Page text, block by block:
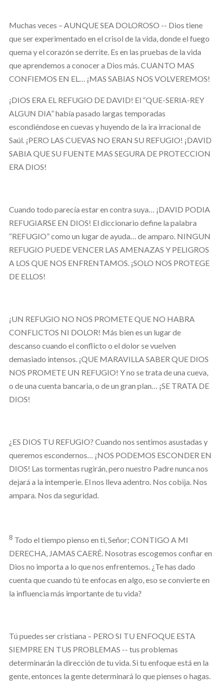
Muchas veces – AUNQUE SEA DOLOROSO -- Dios tiene
que ser experimentado en el crisol de la vida, donde el fuego
quema y el corazón se derrite. Es en las pruebas de la vida
que aprendemos a conocer a Dios más. CUANTO MAS
CONFIEMOS EN EL… ¡MAS SABIAS NOS VOLVEREMOS!
¡DIOS ERA EL REFUGIO DE DAVID! El “QUE-SERIA-REY
ALGUN DIA” había pasado largas temporadas
escondiéndose en cuevas y huyendo de la ira irracional de
Saúl. ¡PERO LAS CUEVAS NO ERAN SU REFUGIO! ¡DAVID
SABIA QUE SU FUENTE MAS SEGURA DE PROTECCION
ERA DIOS!
Cuando todo parecía estar en contra suya… ¡DAVID PODIA
REFUGIARSE EN DIOS! El diccionario define la palabra
“REFUGIO” como un lugar de ayuda… de amparo. NINGUN
REFUGIO PUEDE VENCER LAS AMENAZAS Y PELIGROS
A LOS QUE NOS ENFRENTAMOS. ¡SOLO NOS PROTEGE
DE ELLOS!
¡UN REFUGIO NO NOS PROMETE QUE NO HABRA
CONFLICTOS NI DOLOR! Más bien es un lugar de
descanso cuando el conflicto o el dolor se vuelven
demasiado intensos. ¡QUE MARAVILLA SABER QUE DIOS
NOS PROMETE UN REFUGIO! Y no se trata de una cueva,
o de una cuenta bancaria, o de un gran plan… ¡SE TRATA DE
DIOS!
¿ES DIOS TU REFUGIO? Cuando nos sentimos asustadas y
queremos escondernos… ¡NOS PODEMOS ESCONDER EN
DIOS! Las tormentas rugirán, pero nuestro Padre nunca nos
dejará a la intemperie. El nos lleva adentro. Nos cobija. Nos
ampara. Nos da seguridad.
8 Todo el tiempo pienso en ti, Señor; CONTIGO A MI
DERECHA, JAMAS CAERÉ. Nosotras escogemos confiar en
Dios no importa a lo que nos enfrentemos. ¿Te has dado
cuenta que cuando tú te enfocas en algo, eso se convierte en
la influencia más importante de tu vida?
Tú puedes ser cristiana – PERO SI TU ENFOQUE ESTA
SIEMPRE EN TUS PROBLEMAS -- tus problemas
determinarán la dirección de tu vida. Si tu enfoque está en la
gente, entonces la gente determinará lo que pienses o hagas.